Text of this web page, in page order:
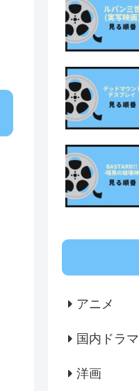
アニメ
国内ドラマ
洋画